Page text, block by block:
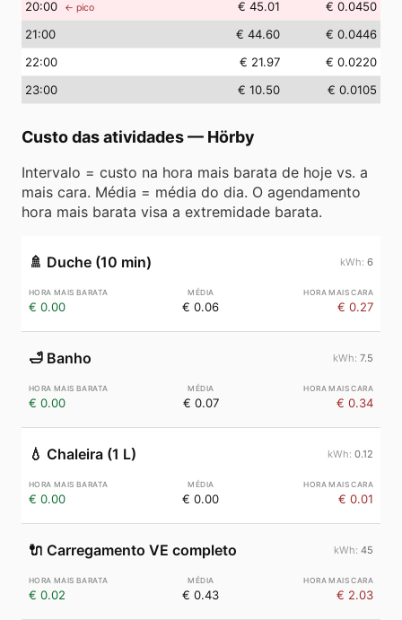
20:00 ← pico € 45.01
€ 0.0450
21:00 € 44.60
€ 0.0446
22:00 € 21.97
€ 0.0220
23:00 € 10.50 € 0.0105
Custo das atividades— Hörby
Intervalo = custo na hora mais barata de hoje vs. a
mais cara. Média = média do dia. O agendamento
hora mais barata visa a extremidade barata.
🚿 Duche (10 min) 6
€ 0.00 € 0.06 € 0.27
🛁 Banho 7.5
€ 0.00 € 0.07 € 0.34
💧 Chaleira (1 L) 0.12
€ 0.00 € 0.00 € 0.01
🔌 Carregamento VE completo 45
€ 0.02 € 0.43 € 2.03